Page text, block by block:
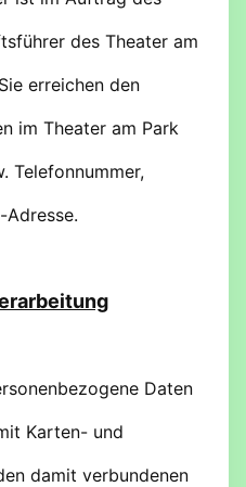
des Theater am
erreichen den
im Theater am Park
Telefonnummer,
Adresse.
Daten
Karten- und
damit verbundenen